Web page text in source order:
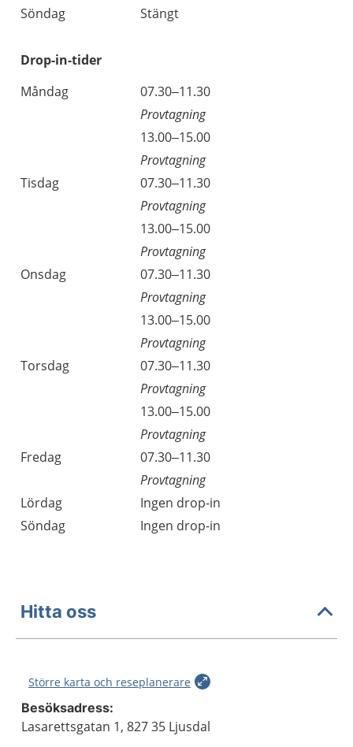
Söndag
Stängt
Drop-in-tider
Måndag
07.30–11.30
Provtagning
13.00–15.00
Provtagning
Tisdag
07.30–11.30
Provtagning
13.00–15.00
Provtagning
Onsdag
07.30–11.30
Provtagning
13.00–15.00
Provtagning
Torsdag
07.30–11.30
Provtagning
13.00–15.00
Provtagning
Fredag
07.30–11.30
Provtagning
Lördag
Ingen drop-in
Söndag
Ingen drop-in
Hitta oss
Större karta och reseplanerare
Besöksadress:
Lasarettsgatan 1, 827 35 Ljusdal